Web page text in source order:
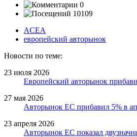
0
10109
ACEA
европейский авторынок
Новости по теме:
23 июля 2026
Европейский авторынок
27 мая 2026
Авторынок ЕС прибавил 5% в
23 апреля 2026
Авторынок ЕС показал